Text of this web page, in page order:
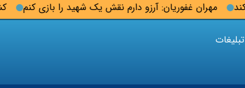
کشف ۱۳۰ میلیارد تومان طلای سرقتی در گلستان مهران غفوریان: آرزو دارم نقش یک شهید را بازی کنم
تبلیغات